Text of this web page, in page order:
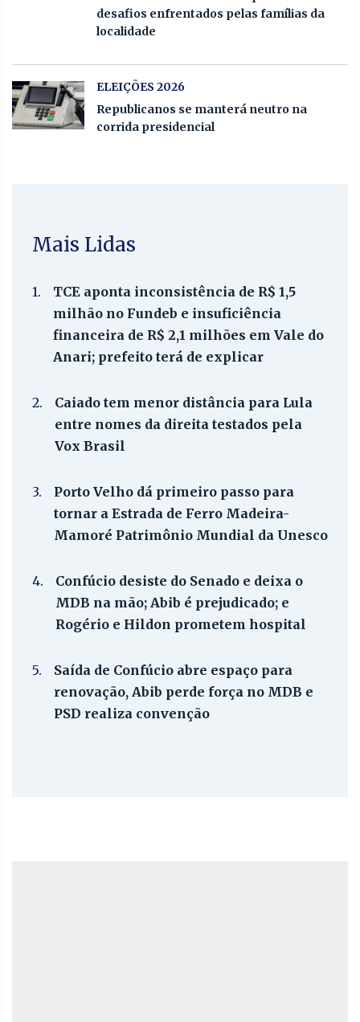
desafios enfrentados pelas famílias da
localidade
ELEIÇÕES 2026
Republicanos se manterá neutro na
corrida presidencial
Mais Lidas
1.
TCE aponta inconsistência de R$ 1,5
milhão no Fundeb e insuficiência
financeira de R$ 2,1 milhões em Vale do
Anari; prefeito terá de explicar
2.
Caiado tem menor distância para Lula
entre nomes da direita testados pela
Vox Brasil
3.
Porto Velho dá primeiro passo para
tornar a Estrada de Ferro Madeira-
Mamoré Patrimônio Mundial da Unesco
4.
Confúcio desiste do Senado e deixa o
MDB na mão; Abib é prejudicado; e
Rogério e Hildon prometem hospital
5.
Saída de Confúcio abre espaço para
renovação, Abib perde força no MDB e
PSD realiza convenção